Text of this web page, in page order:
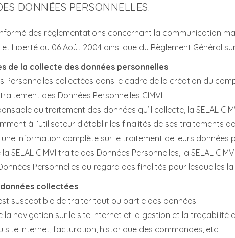
DONNÉES PERSONNELLES.
des réglementations concernant la communication
Liberté du 06 Août 2004 ainsi que du Règlement Général
de la collecte des données personnelles
Personnelles collectées dans le cadre de la création du
des Données Personnelles CIMVI.
du traitement des données qu’il collecte, la SELAL
à l’utilisateur d’établir les finalités de ses traitements
information complète sur le traitement de leurs
SELAL CIMVI traite des Données Personnelles, la SELAL
Personnelles au regard des finalités pour lesquelles la
collectées
est susceptible de traiter tout ou partie des données :
la navigation sur le site Internet et la gestion et la
site Internet, facturation, historique des commandes, etc.